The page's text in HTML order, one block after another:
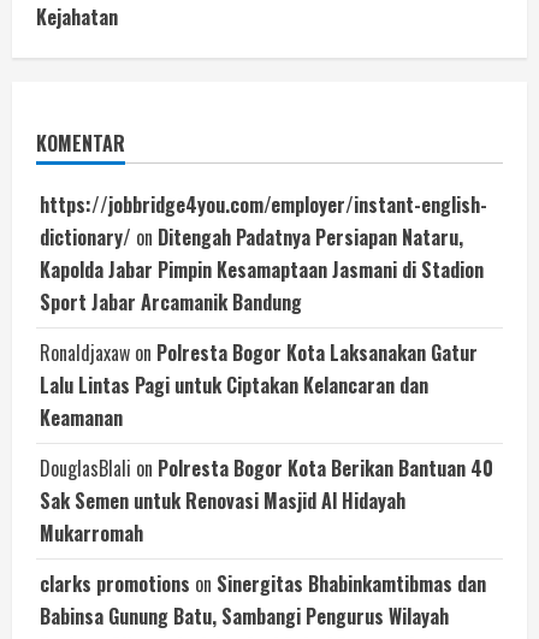
Kejahatan
KOMENTAR
https://jobbridge4you.com/employer/instant-english-
dictionary/ on Ditengah Padatnya Persiapan Nataru,
Kapolda Jabar Pimpin Kesamaptaan Jasmani di Stadion
Sport Jabar Arcamanik Bandung
Ronaldjaxaw on Polresta Bogor Kota Laksanakan Gatur
Lalu Lintas Pagi untuk Ciptakan Kelancaran dan
Keamanan
DouglasBIali on Polresta Bogor Kota Berikan Bantuan 40
Sak Semen untuk Renovasi Masjid Al Hidayah
Mukarromah
clarks promotions on Sinergitas Bhabinkamtibmas dan
Babinsa Gunung Batu, Sambangi Pengurus Wilayah